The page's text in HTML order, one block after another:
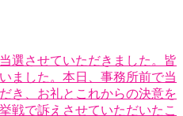
選させていただきました。皆
ました。本日、事務所前で当
き、お礼とこれからの決意を
戦で訴えさせていただいたこ